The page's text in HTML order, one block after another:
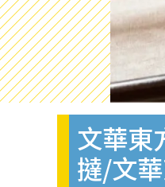
文華東
撻/文